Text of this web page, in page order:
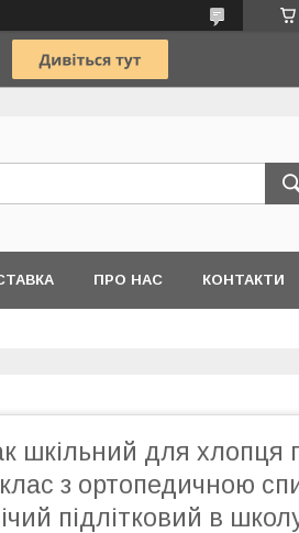
ПРО НАС КОНТАКТИ
шкільний для хлопця
з ортопедичною
підлітковий в